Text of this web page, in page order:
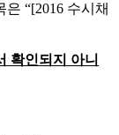
은 “[2016 수시채
확인되지 아니